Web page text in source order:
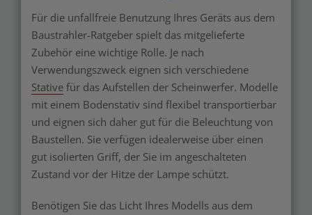
Für die unfallfreie Benutzung Ihres Geräts aus dem
Baustrahler-Ratgeber spielt das mitgelieferte
Zubehör eine wichtige Rolle. Je nach
Verwendungszweck eignen sich verschiedene
Stative für das Aufstellen der Scheinwerfer. Modelle
mit einem Bodenstativ sind flexibel transportierbar
und eignen sich daher gut für die Beleuchtung von
Baustellen. Sie verfügen idealerweise über einen
gut isolierten Griff, der Sie im angeschalteten
Zustand vor der Hitze der Lampe schützt.
Benötigen Sie das Licht Ihres Modells aus dem